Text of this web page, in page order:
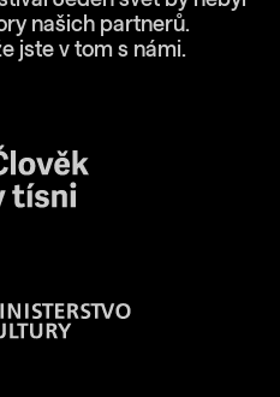
našich partnerů.
jste v tom s námi.